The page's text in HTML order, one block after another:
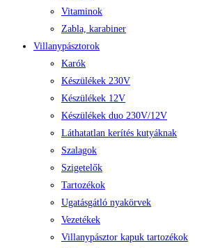
Vitaminok
Zabla, karabiner
Villanypásztorok
Karók
Készülékek 230V
Készülékek 12V
Készülékek duo 230V/12V
Láthatatlan kerítés kutyáknak
Szalagok
Szigetelők
Tartozékok
Ugatásgátló nyakörvek
Vezetékek
Villanypásztor kapuk tartozékok